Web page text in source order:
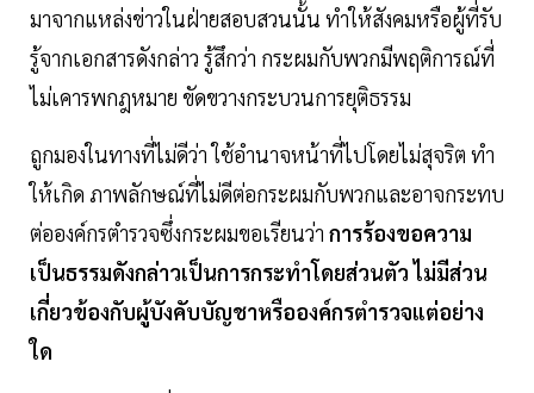
มาจากแหล่งข่าวในฝ่ายสอบสวนนั้น ทําให้สังคมหรือผู้ที่รับ
รู้จากเอกสารดังกล่าว รู้สึกว่า กระผมกับพวกมีพฤติการณ์ที่
ไม่เคารพกฎหมาย ขัดขวางกระบวนการยุติธรรม
ถูกมองในทางที่ไม่ดีว่า ใช้อํานาจหน้าที่ไปโดยไม่สุจริต ทํา
ให้เกิด ภาพลักษณ์ที่ไม่ดีต่อกระผมกับพวกและอาจกระทบ
ต่อองค์กรตํารวจซึ่งกระผมขอเรียนว่า การร้องขอความ
เป็นธรรมดังกล่าวเป็นการกระทําโดยส่วนตัว ไม่มีส่วน
เกี่ยวข้องกับผู้บังคับบัญชาหรือองค์กรตํารวจแต่อย่าง
ใด